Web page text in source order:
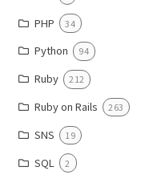
PHP 34
Python 94
Ruby 212
Ruby on Rails 263
SNS 19
SQL 2